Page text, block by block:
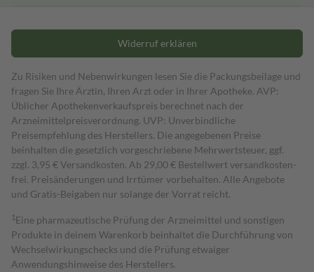
Widerruf erklären
Zu Risiken und Nebenwirkungen lesen Sie die Packungsbeilage und
fragen Sie Ihre Ärztin, Ihren Arzt oder in Ihrer Apotheke. AVP:
Üblicher Apothekenverkaufspreis berechnet nach der
Arzneimittelpreisverordnung. UVP: Unverbindliche
Preisempfehlung des Herstellers. Die angegebenen Preise
beinhalten die gesetzlich vorgeschriebene Mehrwertsteuer, ggf.
zzgl. 3,95 € Versandkosten. Ab 29,00 € Bestell­wert versand­kosten­
frei. Preisänderungen und Irrtümer vorbehalten. Alle Angebote
und Gratis-Beigaben nur solange der Vorrat reicht.
1 Eine pharmazeutische Prüfung der Arzneimittel und sonstigen
Produkte in deinem Warenkorb beinhaltet die Durchführung von
Wechselwirkungschecks und die Prüfung etwaiger
Anwendungshinweise des Herstellers.